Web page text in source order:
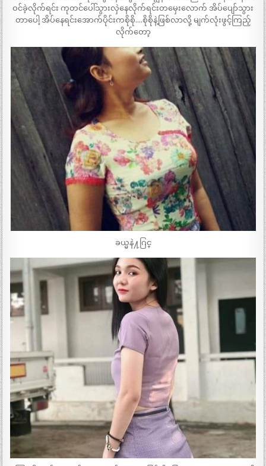
ဝင်ခဲ့လိုက်ရင်း ကုတင်ပေါ်သွားလှဲနေလိုက်ရင်းတမှေးလောက် အိပ်ပျော်သွား
တာပေါ့ အိပ်နေရင်းအောက်ပိုင်းကစိုစို….စိုစိုနဲ့ဖြစ်လာလို့ မျက်လုံးဖွင့်ကြည့်
လိုက်တော့
ခယ္မနဲ႔ဂြင္